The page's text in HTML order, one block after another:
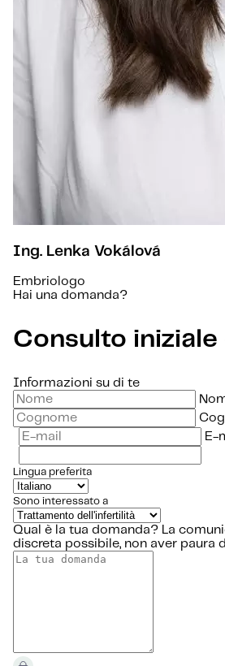
Ing. Lenka Vokálová
Embriologo
Hai una domanda?
Consulto
Informazioni su di te
E-
Lingua preferita
Sono interessato a
Qual è la tua domanda? La
discreta possibile, non aver paura